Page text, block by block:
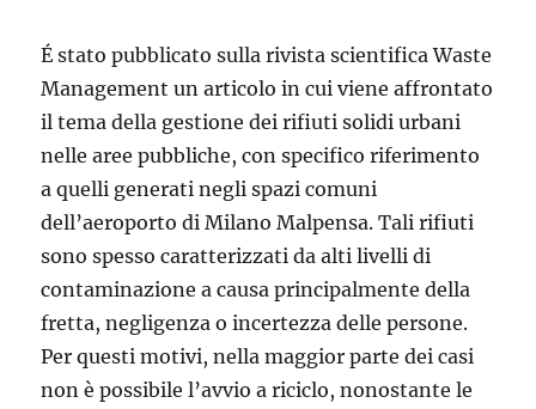
É stato pubblicato sulla rivista scientifica Waste
Management un articolo in cui viene affrontato
il tema della gestione dei rifiuti solidi urbani
nelle aree pubbliche, con specifico riferimento
a quelli generati negli spazi comuni
dell’aeroporto di Milano Malpensa. Tali rifiuti
sono spesso caratterizzati da alti livelli di
contaminazione a causa principalmente della
fretta, negligenza o incertezza delle persone.
Per questi motivi, nella maggior parte dei casi
non è possibile l’avvio a riciclo, nonostante le